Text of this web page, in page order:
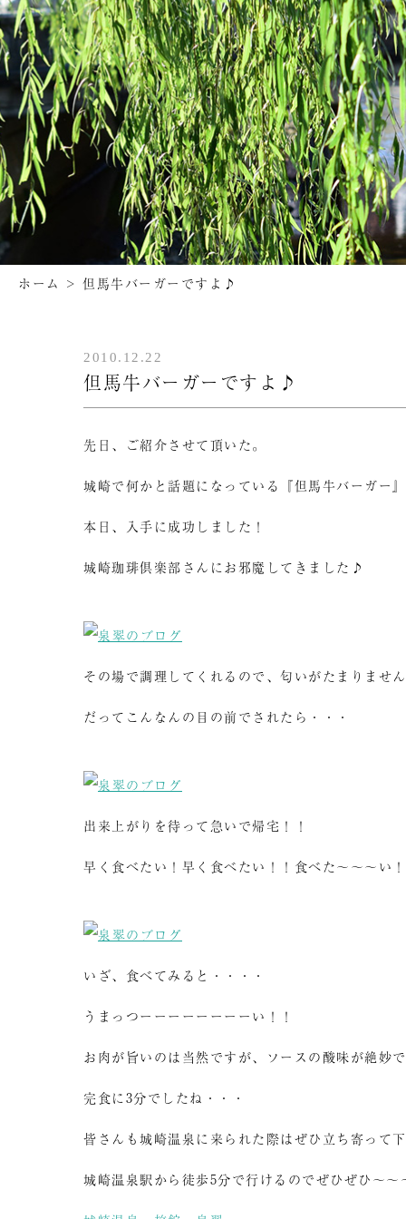
ホーム > 但馬牛バーガーですよ♪
2010.12.22
但馬牛バーガーですよ♪
先日、ご紹介させて頂いた。
城崎で何かと話題になっている『但馬牛バーガー』
本日、入手に成功しました！
城崎珈琲倶楽部さんにお邪魔してきました♪
その場で調理してくれるので、匂いがたまりません
だってこんなんの目の前でされたら・・・
出来上がりを待って急いで帰宅！！
早く食べたい！早く食べたい！！食べた～～～い！
いざ、食べてみると・・・・
うまっつーーーーーーーーい！！
お肉が旨いのは当然ですが、ソースの酸味が絶妙で
完食に3分でしたね・・・
皆さんも城崎温泉に来られた際はぜひ立ち寄って
城崎温泉駅から徒歩5分で行けるのでぜひぜひ～～